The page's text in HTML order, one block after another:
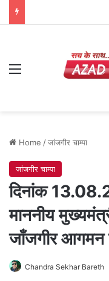
Menu
Home /जांजगीर चाम्पा
जांजगीर चाम्पा
दिनांक
माननीय
जाँजगीर आगमन
Chandra Sekhar Bareth